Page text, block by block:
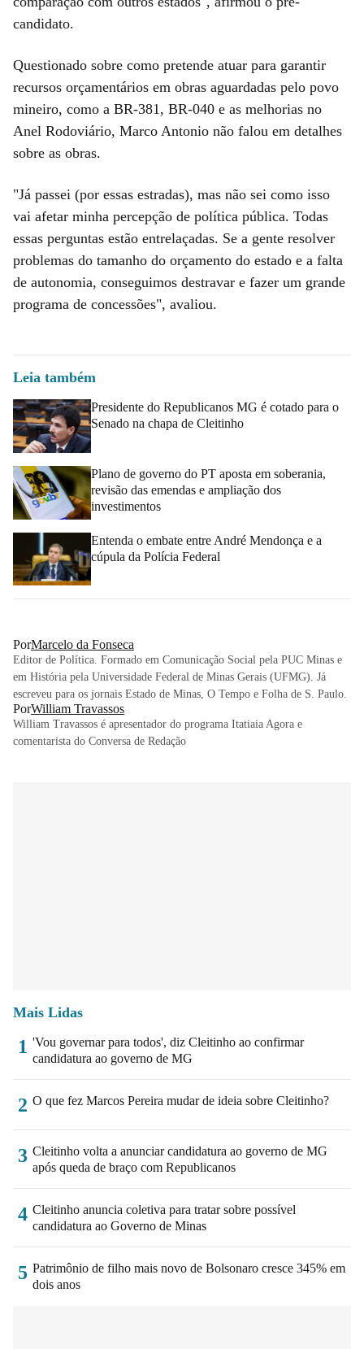
candidato.
Questionado sobre como pretende atuar para garantir
recursos orçamentários em obras aguardadas pelo povo
mineiro, como a BR-381, BR-040 e as melhorias no
Anel Rodoviário, Marco Antonio não falou em detalhes
sobre as obras.
"Já passei (por essas estradas), mas não sei como isso
vai afetar minha percepção de política pública. Todas
essas perguntas estão entrelaçadas. Se a gente resolver
problemas do tamanho do orçamento do estado e a falta
de autonomia, conseguimos destravar e fazer um grande
programa de concessões", avaliou.
Leia também
Presidente do Republicanos MG é cotado para o
Senado na chapa de Cleitinho
Plano de governo do PT aposta em soberania,
revisão das emendas e ampliação dos
investimentos
Entenda o embate entre André Mendonça e a
cúpula da Polícia Federal
PorMarcelo da Fonseca
Editor de Política. Formado em Comunicação Social pela PUC Minas e
em História pela Universidade Federal de Minas Gerais (UFMG). Já
escreveu para os jornais Estado de Minas, O Tempo e Folha de S. Paulo.
PorWilliam Travassos
William Travassos é apresentador do programa Itatiaia Agora e
comentarista do Conversa de Redação
Mais Lidas
1 'Vou governar para todos', diz Cleitinho ao confirmar
candidatura ao governo de MG
2 O que fez Marcos Pereira mudar de ideia sobre Cleitinho?
3 Cleitinho volta a anunciar candidatura ao governo de MG
após queda de braço com Republicanos
4 Cleitinho anuncia coletiva para tratar sobre possível
candidatura ao Governo de Minas
5 Patrimônio de filho mais novo de Bolsonaro cresce 345% em
dois anos